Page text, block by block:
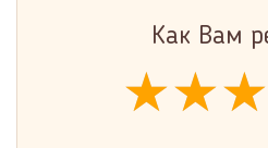
Как Вам